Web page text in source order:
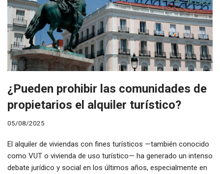
¿Pueden prohibir las comunidades de
propietarios el alquiler turístico?
05/08/2025
El alquiler de viviendas con fines turísticos —también conocido
como VUT o vivienda de uso turístico— ha generado un intenso
debate jurídico y social en los últimos años, especialmente en